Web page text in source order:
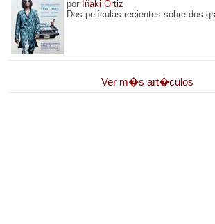
por Iñaki Ortiz
Dos películas recientes sobre dos
Ver m�s art�culos